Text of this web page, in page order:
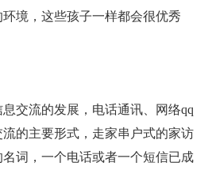
境，这些孩子一样都会很优秀
交流的发展，电话通讯、网络qq
的主要形式，走家串户式的家访
词，一个电话或者一个短信已成